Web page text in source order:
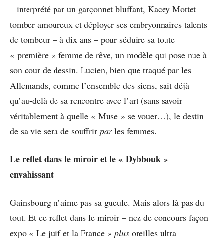
– interprété par un garçonnet bluffant, Kacey Mottet –
tomber amoureux et déployer ses embryonnaires talents
de tombeur – à dix ans – pour séduire sa toute
« première » femme de rêve, un modèle qui pose nue à
son cour de dessin. Lucien, bien que traqué par les
Allemands, comme l’ensemble des siens, sait déjà
qu’au-delà de sa rencontre avec l’art (sans savoir
véritablement à quelle « Muse » se vouer…), le destin
de sa vie sera de souffrir parles femmes.
Le reflet dans le miroir et le « Dybbouk »
envahissant
Gainsbourg n’aime pas sa gueule. Mais alors là pas du
tout. Et ce reflet dans le miroir – nez de concours façon
expo « Le juif et la France » plus oreilles ultra